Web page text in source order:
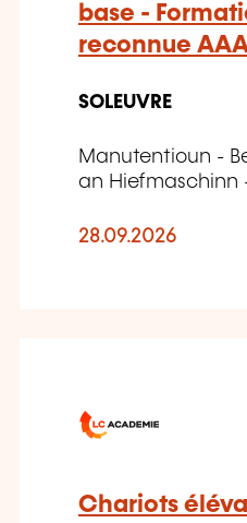
base -
reconnue
SOLEUVRE
Manutentioun -
an Hiefmaschinn
28.09.2026
Chariots